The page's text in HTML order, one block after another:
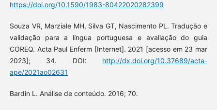
https://doi.org/10.1590/1983-80422020282399
Souza VR, Marziale MH, Silva GT, Nascimento PL. Tradução e
validação para a língua portuguesa e avaliação do guia
COREQ. Acta Paul Enferm [Internet]. 2021 [acesso em 23 mar
2023]; 34. DOI: http://dx.doi.org/10.37689/acta-
ape/2021ao02631
Bardin L. Análise de conteúdo. 2016; 70.